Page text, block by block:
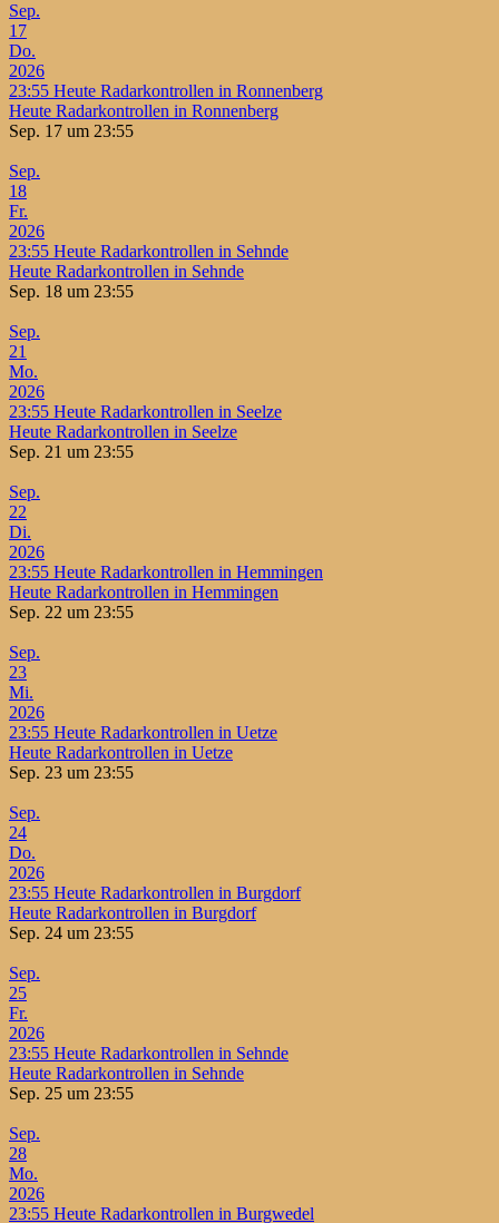
Sep.
17
Do.
2026
23:55 Heute Radarkontrollen in Ronnenberg
Heute Radarkontrollen in Ronnenberg
Sep. 17 um 23:55
Sep.
18
Fr.
2026
23:55 Heute Radarkontrollen in Sehnde
Heute Radarkontrollen in Sehnde
Sep. 18 um 23:55
Sep.
21
Mo.
2026
23:55 Heute Radarkontrollen in Seelze
Heute Radarkontrollen in Seelze
Sep. 21 um 23:55
Sep.
22
Di.
2026
23:55 Heute Radarkontrollen in Hemmingen
Heute Radarkontrollen in Hemmingen
Sep. 22 um 23:55
Sep.
23
Mi.
2026
23:55 Heute Radarkontrollen in Uetze
Heute Radarkontrollen in Uetze
Sep. 23 um 23:55
Sep.
24
Do.
2026
23:55 Heute Radarkontrollen in Burgdorf
Heute Radarkontrollen in Burgdorf
Sep. 24 um 23:55
Sep.
25
Fr.
2026
23:55 Heute Radarkontrollen in Sehnde
Heute Radarkontrollen in Sehnde
Sep. 25 um 23:55
Sep.
28
Mo.
2026
23:55 Heute Radarkontrollen in Burgwedel